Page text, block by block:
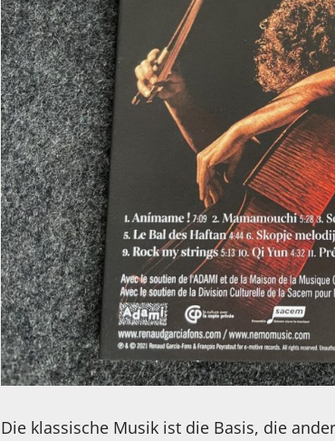
Die klassische Musik ist die Basis, die